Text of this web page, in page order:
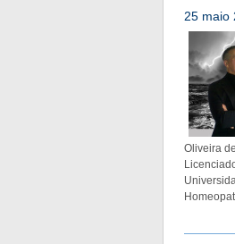
25 maio
Oliveira